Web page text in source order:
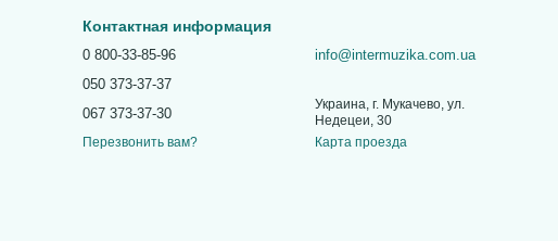
Контактная информация
0 800-33-85-96
050 373-37-37
067 373-37-30
Перезвонить вам?
info@intermuzika.com.ua
Украина, г. Мукачево, ул.
Недецеи, 30
Карта проезда